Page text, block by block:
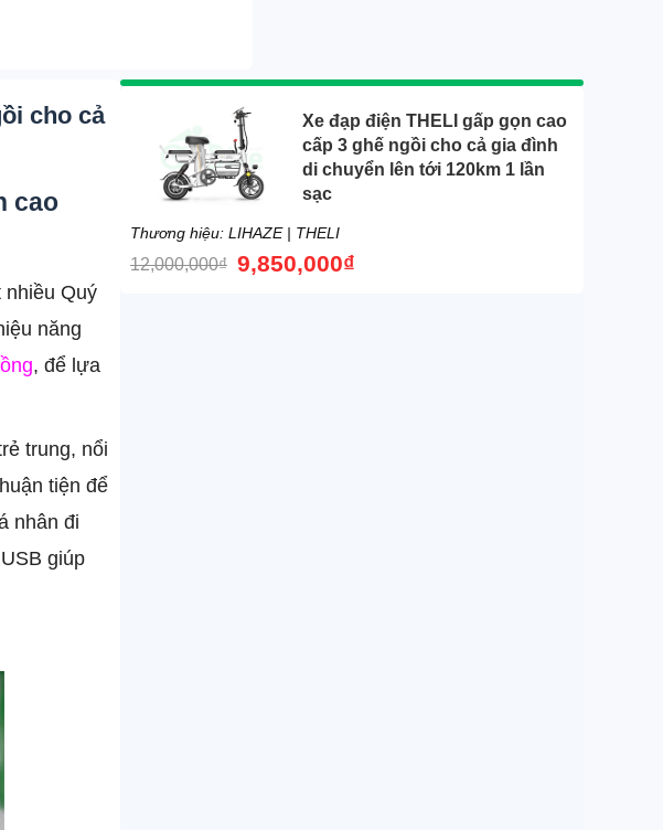
cho cả
cao
Quý
năng
, để lựa
trung, nổi
tiện để
nhân đi
giúp
Xe đạp điện THELI gấp gọn cao
cấp 3 ghế ngồi cho cả gia đình
di chuyển lên tới 120km 1 lần
sạc
Thương hiệu: LIHAZE | THELI
12,000,000₫ 9,850,000₫